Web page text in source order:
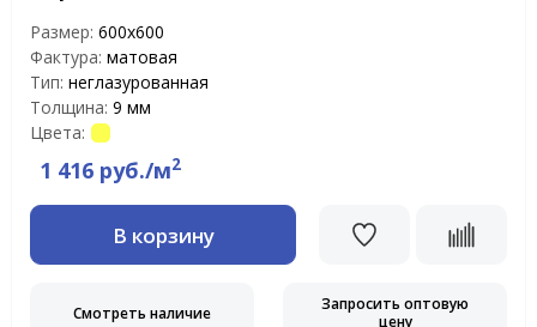
Размер: 600х600
Фактура: матовая
Тип: неглазурованная
Толщина: 9 мм
Цвета:
1 416 руб./м2
В корзину
Смотреть наличие
Запросить оптовую
цену